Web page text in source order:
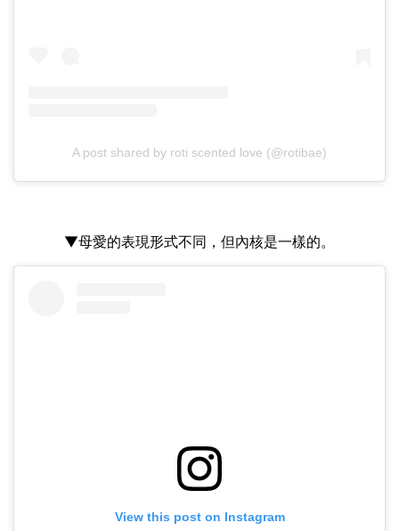
A post shared by roti scented love (@rotibae)
▼母愛的表現形式不同，但內核是一樣的。
View this post on Instagram